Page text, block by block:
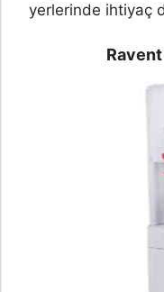
yerlerinde ihtiyaç
Ravent